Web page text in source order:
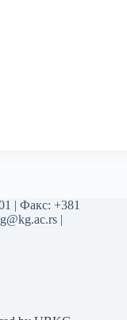
| Факс: +381
|